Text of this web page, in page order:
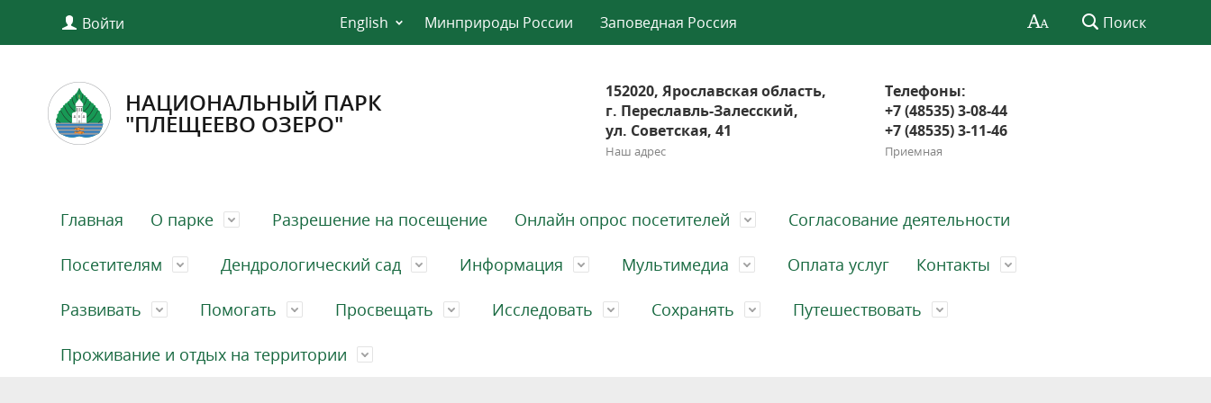
Войти English Минприроды России Заповедная Россия Поиск
НАЦИОНАЛЬНЫЙ ПАРК
"ПЛЕЩЕЕВО ОЗЕРО"
152020, Ярославская область,
г. Переславль-Залесский,
ул. Советская, 41
Наш адрес
Телефоны:
+7 (48535) 3-08-44
+7 (48535) 3-11-46
Приемная
Главная О парке Разрешение на посещение Онлайн опрос посетителей Согласование деятельности
Посетителям Дендрологический сад Информация Мультимедиа Оплата услуг Контакты
Развивать Помогать Просвещать Исследовать Сохранять Путешествовать
Проживание и отдых на территории